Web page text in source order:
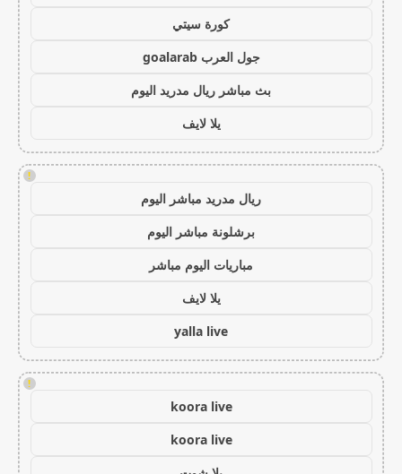
كورة سيتي
جول العرب goalarab
بث مباشر ريال مدريد اليوم
يلا لايف
!
ريال مدريد مباشر اليوم
برشلونة مباشر اليوم
مباريات اليوم مباشر
يلا لايف
yalla live
!
koora live
koora live